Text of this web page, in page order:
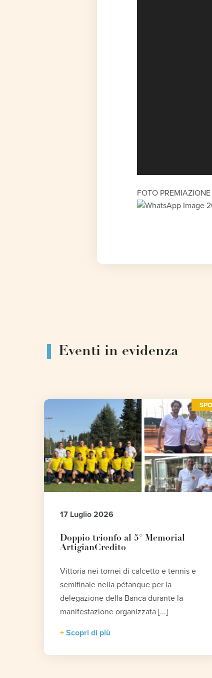
FOTO PREMIAZIONE
Eventi in evidenza
17 Luglio 2026
Doppio trionfo al 5° Memorial
ArtigianCredito
Vittoria nei tornei di calcetto e tennis e
semifinale nella pétanque per la
delegazione della Banca durante la
manifestazione organizzata [...]
Scopri di più